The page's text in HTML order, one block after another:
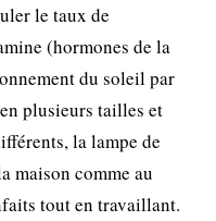
le taux de
(hormones de la
du soleil par
plusieurs tailles et
la lampe de
maison comme au
tout en travaillant.